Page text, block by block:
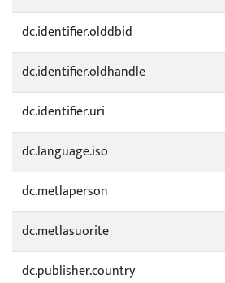
dc.identifier.olddbid
dc.identifier.oldhandle
dc.identifier.uri
dc.language.iso
dc.metlaperson
dc.metlasuorite
dc.publisher.country